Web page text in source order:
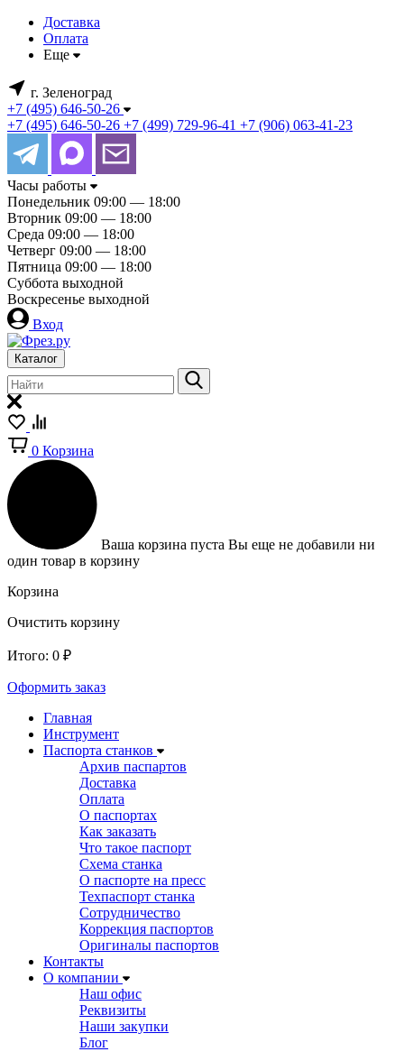
Доставка
Оплата
Еще
г. Зеленоград
+7 (495) 646-50-26
+7 (495) 646-50-26 +7 (499) 729-96-41 +7 (906) 063-41-23
Часы работы
Понедельник 09:00 — 18:00
Вторник 09:00 — 18:00
Среда 09:00 — 18:00
Четверг 09:00 — 18:00
Пятница 09:00 — 18:00
Суббота выходной
Воскресенье выходной
Вход
Каталог
0 Корзина
Ваша корзина пуста Вы еще не добавили ни
один товар в корзину
Корзина
Очистить корзину
Итого: 0 ₽
Оформить заказ
Главная
Инструмент
Паспорта станков
Архив паспартов
Доставка
Оплата
О паспортах
Как заказать
Что такое паспорт
Схема станка
О паспорте на пресс
Техпаспорт станка
Сотрудничество
Коррекция паспортов
Оригиналы паспортов
Контакты
О компании
Наш офис
Реквизиты
Наши закупки
Блог